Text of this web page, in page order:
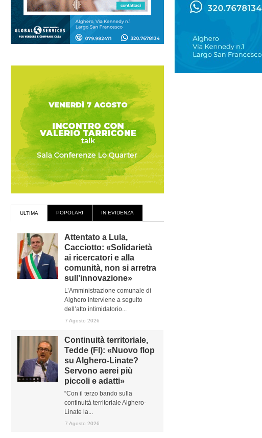
ULTIMA POPOLARI IN EVIDENZA
Attentato a Lula,
Cacciotto: «Solidarietà
ai ricercatori e alla
comunità, non si arretra
sull’innovazione»
L’Amministrazione comunale di
Alghero interviene a seguito
dell’atto intimidatorio...
7 Agosto 2026
Continuità territoriale,
Tedde (FI): «Nuovo flop
su Alghero-Linate?
Servono aerei più
piccoli e adatti»
“Con il terzo bando sulla
continuità territoriale Alghero-
Linate la...
7 Agosto 2026